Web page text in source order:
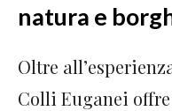
natura e
Oltre
Colli Euganei